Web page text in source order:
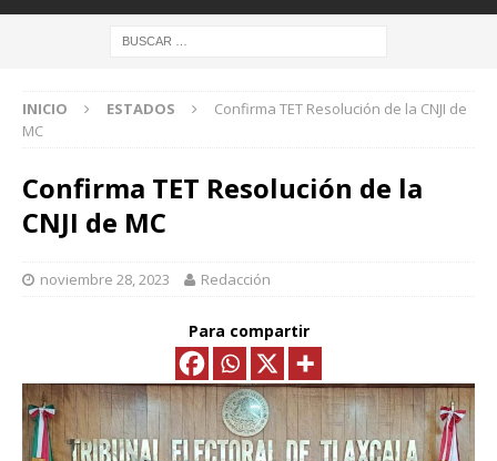
INICIO ESTADOS
Confirma TET Resolución de la CNJI de
MC
Confirma TET Resolución de la
CNJI de MC
noviembre 28, 2023 Redacción
Para compartir